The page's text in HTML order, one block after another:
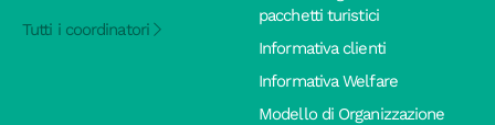
Tutti i coordinatori
pacchetti turistici
Informativa clienti
Informativa Welfare
Modello di Organizzazione